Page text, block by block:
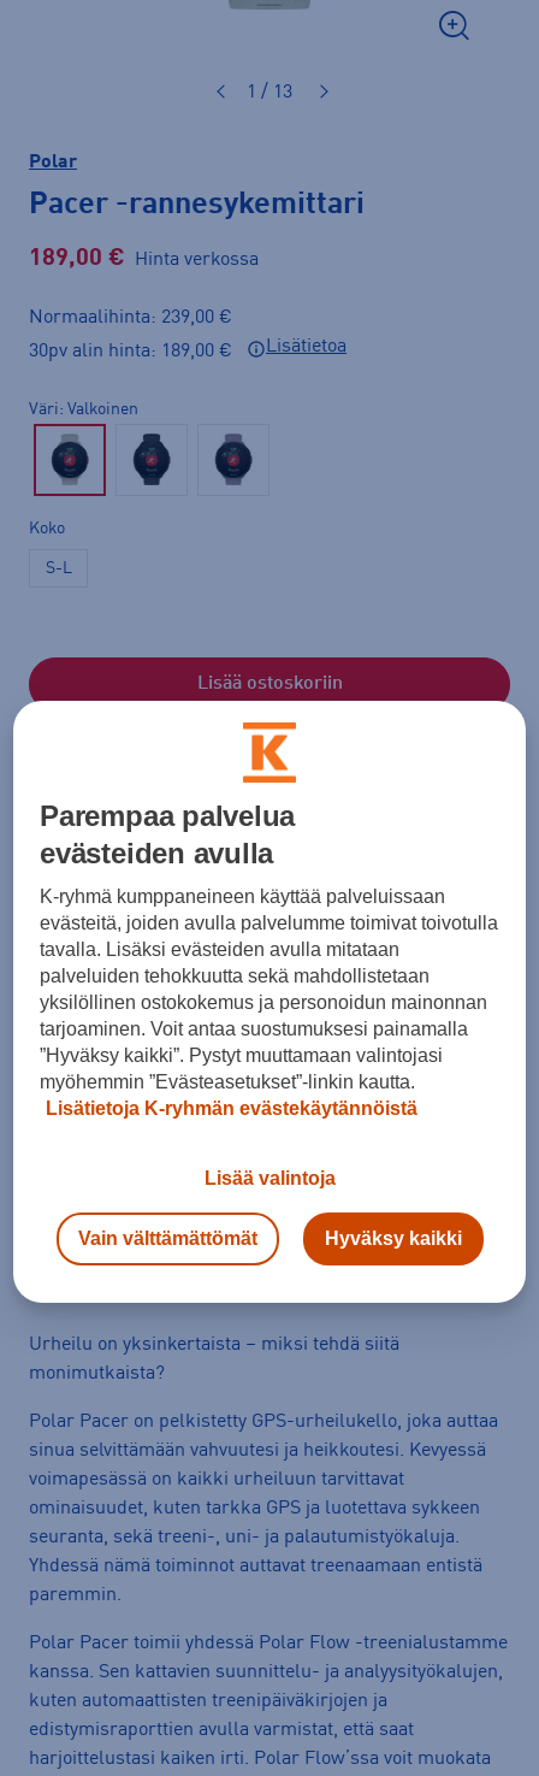
1 / 13
Polar
Pacer -rannesykemittari
189,00 € Hinta verkossa
Normaalihinta: 239,00 €
30pv alin hinta: 189,00 €
Lisätietoa
Väri Valkoinen
Koko
S-L
Lisää ostoskoriin
Verkkokauppa: SaatavillaMyymälät:
Valitse koko nähdäksesi myymäläsaatavuuden.
Arvioitu toimitusaika 1-3 arkipäivää.
Tilaus- ja toimituskulut
Ilmainen palautus
Avaa
Tuotetiedot Avaa
Urheilu on yksinkertaista – miksi tehdä siitä
monimutkaista?
Polar Pacer on pelkistetty GPS-urheilukello, joka auttaa
sinua selvittämään vahvuutesi ja heikkoutesi. Kevyessä
voimapesässä on kaikki urheiluun tarvittavat
ominaisuudet, kuten tarkka GPS ja luotettava sykkeen
seuranta, sekä treeni-, uni- ja palautumistyökaluja.
Yhdessä nämä toiminnot auttavat treenaamaan entistä
paremmin.
Polar Pacer toimii yhdessä Polar Flow -treenialustamme
kanssa. Sen kattavien suunnittelu- ja analyysityökalujen,
kuten automaattisten treenipäiväkirjojen ja
edistymisraporttien avulla varmistat, että saat
harjoittelustasi kaiken irti. Polar Flow’ssa voit muokata
Parempaa palvelua
evästeiden avulla
K-ryhmä kumppaneineen käyttää palveluissaan
evästeitä, joiden avulla palvelumme toimivat toivotulla
tavalla. Lisäksi evästeiden avulla mitataan
palveluiden tehokkuutta sekä mahdollistetaan
yksilöllinen ostokokemus ja personoidun mainonnan
tarjoaminen. Voit antaa suostumuksesi painamalla
”Hyväksy kaikki”. Pystyt muuttamaan valintojasi
myöhemmin ”Evästeasetukset”-linkin kautta.
Lisätietoja K-ryhmän evästekäytännöistä
Lisää valintoja
Vain välttämättömät Hyväksy kaikki